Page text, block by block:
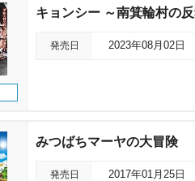
キョンシー ～南箕輪村の
発売日 2023年08月02日
みつばちマーヤの大冒険
発売日 2017年01月25日